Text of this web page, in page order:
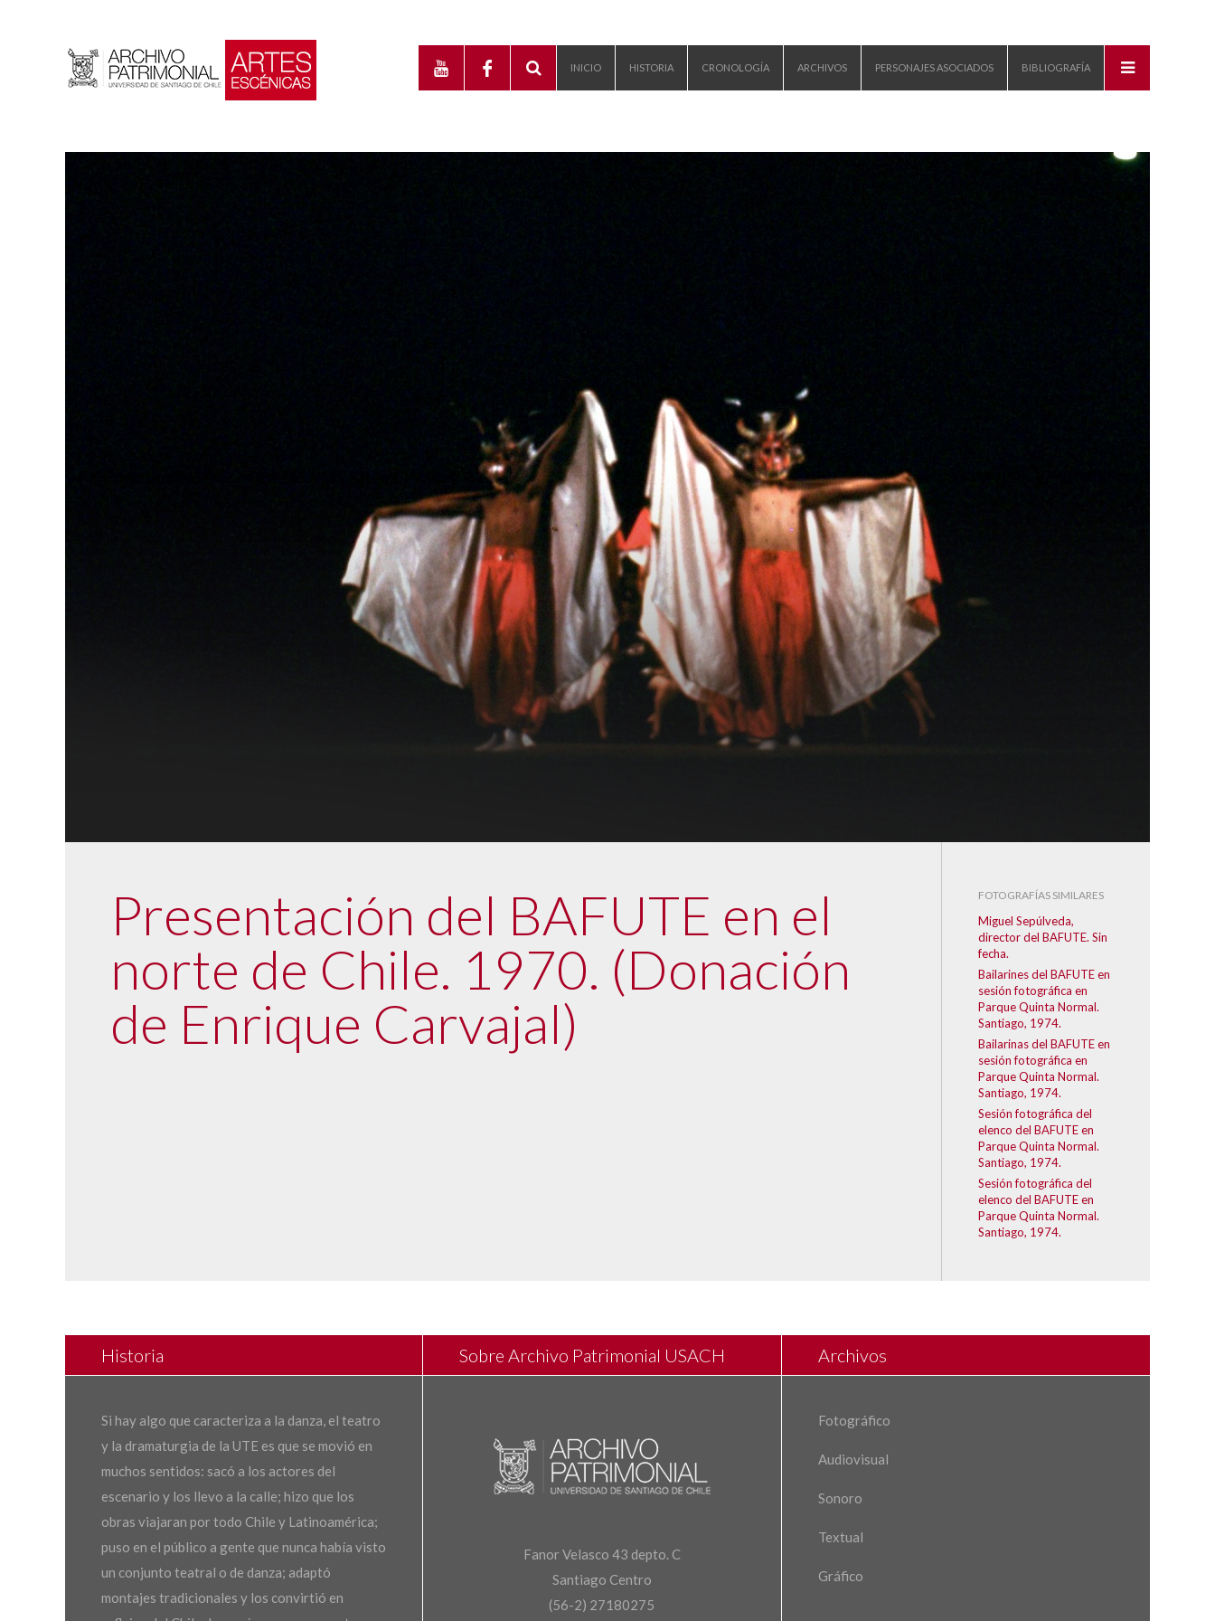
INICIO HISTORIA CRONOLOGÍA ARCHIVOS PERSONAJES ASOCIADOS BIBLIOGRAFÍA
FOTOGRAFÍAS SIMILARES
Miguel Sepúlveda,
director del BAFUTE. Sin
fecha.
Bailarines del BAFUTE en
sesión fotográfica en
Parque Quinta Normal.
Santiago, 1974.
Bailarinas del BAFUTE en
sesión fotográfica en
Parque Quinta Normal.
Santiago, 1974.
Sesión fotográfica del
elenco del BAFUTE en
Parque Quinta Normal.
Santiago, 1974.
Sesión fotográfica del
elenco del BAFUTE en
Parque Quinta Normal.
Santiago, 1974.
Presentación del BAFUTE en el
norte de Chile. 1970. (Donación
de Enrique Carvajal)
Historia
Si hay algo que caracteriza a la danza, el teatro
y la dramaturgia de la UTE es que se movió en
muchos sentidos: sacó a los actores del
escenario y los llevo a la calle; hizo que los
obras viajaran por todo Chile y Latinoamérica;
puso en el público a gente que nunca había visto
un conjunto teatral o de danza; adaptó
montajes tradicionales y los convirtió en
Sobre Archivo Patrimonial USACH
Fanor Velasco 43 depto. C
Santiago Centro
(56-2) 27180275
Archivos
Fotográfico
Audiovisual
Sonoro
Textual
Gráfico